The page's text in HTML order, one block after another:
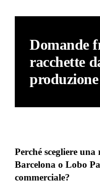
Domande
racchette
Perché scegliere
Barcelona o Lobo
commerciale?